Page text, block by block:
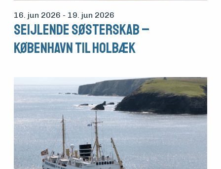
16. jun 2026 - 19. jun 2026
Seijlende Søsterskab –
København til Holbæk